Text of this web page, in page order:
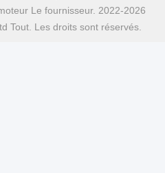
Le fournisseur. 2022-2026
Tout. Les droits sont réservés.